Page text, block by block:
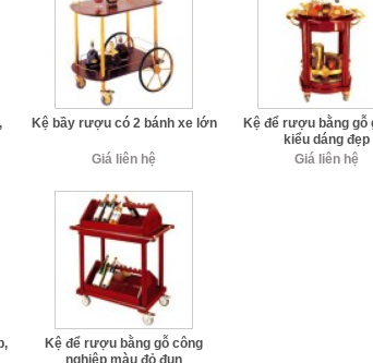
Kệ bầy rượu có 2 bánh xe lớn
Giá liên hệ
Kệ để rượu bằng gỗ
kiểu dáng đẹp
Giá liên hệ
Kệ để rượu bằng gỗ công
nghiệp màu đỏ đun